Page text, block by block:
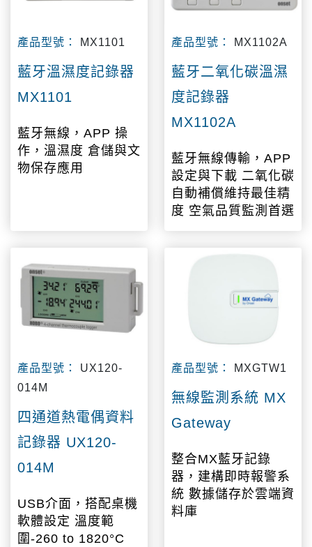
產品型號： MX1101
藍牙溫濕度記錄器
MX1101
藍牙無線，APP 操
作，溫濕度 倉儲與文
物保存應用
產品型號： MX1102A
藍牙二氧化碳溫濕
度記錄器
MX1102A
藍牙無線傳輸，APP
設定與下載 二氧化碳
自動補償維持最佳精
度 空氣品質監測首選
產品型號：
UX120-
014M
四通道熱電偶資料
記錄器 UX120-
014M
USB介面，搭配桌機
軟體設定 溫度範
圍-260 to 1820°C
產品型號： MXGTW1
無線監測系統 MX
Gateway
整合MX藍牙記錄
器，建構即時報警系
統 數據儲存於雲端資
料庫